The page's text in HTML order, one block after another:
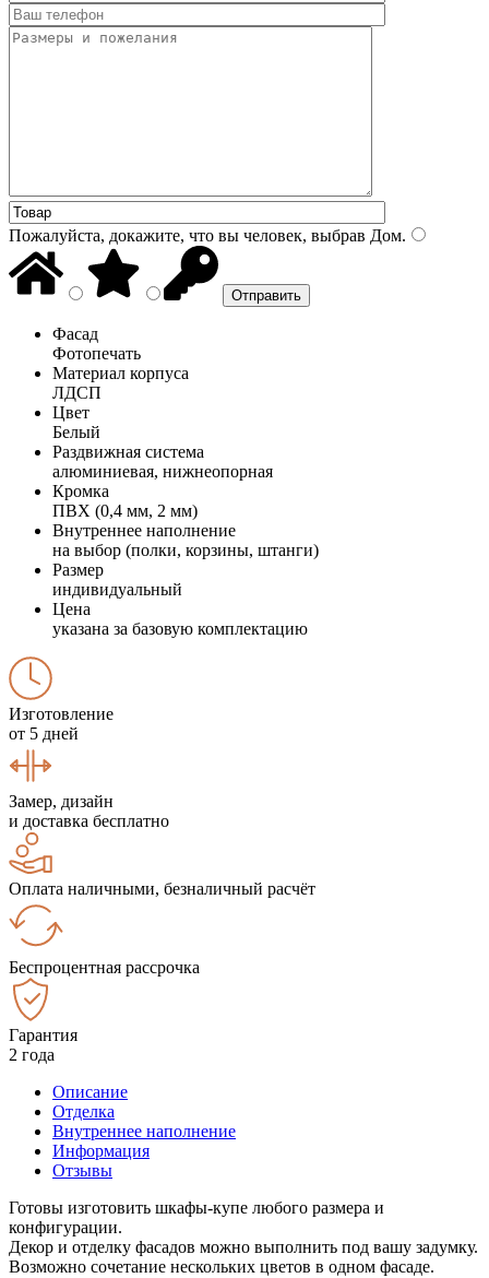
Пожалуйста, докажите, что вы человек, выбрав Дом.
Фасад
Фотопечать
Материал корпуса
ЛДСП
Цвет
Белый
Раздвижная система
алюминиевая, нижнеопорная
Кромка
ПВХ (0,4 мм, 2 мм)
Внутреннее наполнение
на выбор (полки, корзины, штанги)
Размер
индивидуальный
Цена
указана за базовую комплектацию
Изготовление
от 5 дней
Замер, дизайн
и доставка бесплатно
Оплата наличными, безналичный расчёт
Беспроцентная рассрочка
Гарантия
2 года
Описание
Отделка
Внутреннее наполнение
Информация
Отзывы
Готовы изготовить шкафы-купе любого размера и
конфигурации.
Декор и отделку фасадов можно выполнить под вашу задумку.
Возможно сочетание нескольких цветов в одном фасаде.